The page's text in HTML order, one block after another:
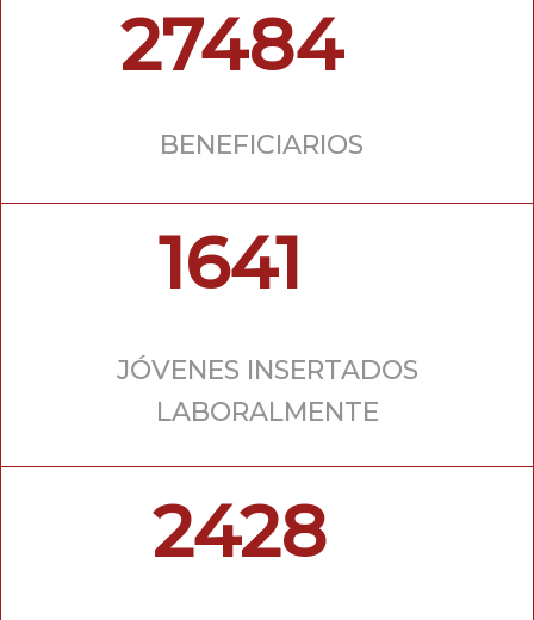
27484
BENEFICIARIOS
1641
JÓVENES INSERTADOS
LABORALMENTE
2428